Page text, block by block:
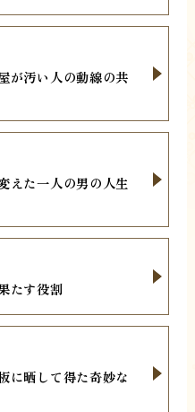
が汚い人の動線の共
えた一人の男の人生
たす役割
に晒して得た奇妙な